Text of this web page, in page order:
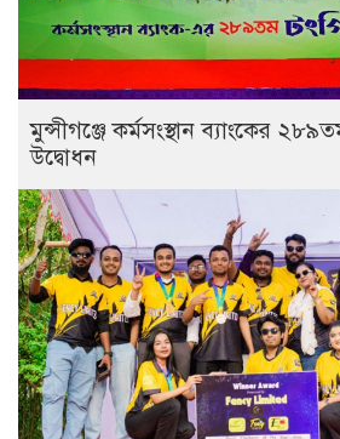
মুন্সীগঞ্জে কর্মসংস্থান ব্যাংকের
উদ্বোধন